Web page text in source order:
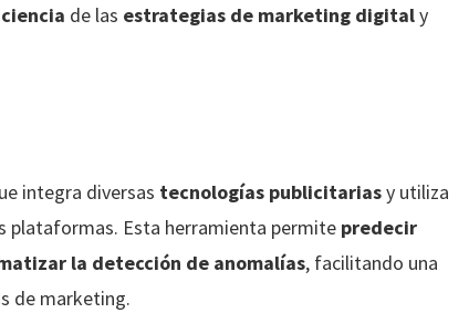
de las estrategias de marketing digitaly
integra diversas tecnologías publicitariasy utiliza
plataformas. Esta herramienta permite predecir
la detección de anomalías, facilitando una
de marketing.